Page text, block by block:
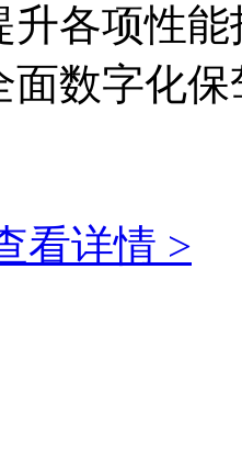
升各项性
面数字化
看详情 >